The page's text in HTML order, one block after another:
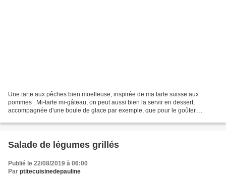
Une tarte aux pêches bien moelleuse, inspirée de ma tarte suisse aux
pommes . Mi-tarte mi-gâteau, on peut aussi bien la servir en dessert,
accompagnée d'une boule de glace par exemple, que pour le goûter.
Salade de légumes grillés
Publié le 22/08/2019 à 06:00
Par ptitecuisinedepauline